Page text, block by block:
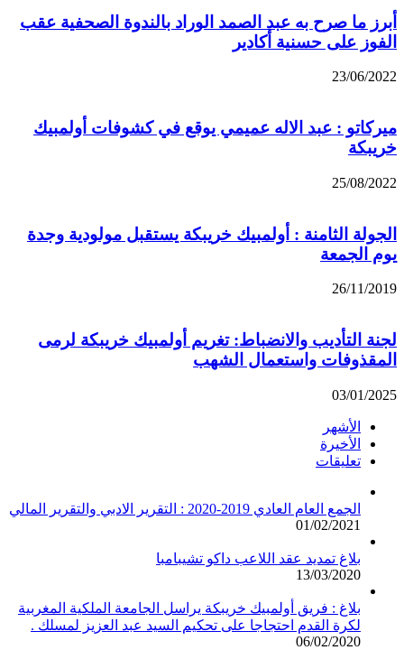
أبرز ما صرح به عبد الصمد الوراد بالندوة الصحفية عقب
الفوز على حسنية أكادير
23/06/2022
ميركاتو : عبد الاله عميمي يوقع في كشوفات أولمبيك
خريبكة
25/08/2022
الجولة الثامنة : أولمبيك خريبكة يستقبل مولودية وجدة
يوم الجمعة
26/11/2019
لجنة التأديب والانضباط: تغريم أولمبيك خريبكة لرمى
المقذوفات واستعمال الشهب
03/01/2025
الأشهر
الأخيرة
تعليقات
الجمع العام العادي 2019-2020 : التقرير الادبي والتقرير المالي
01/02/2021
بلاغ تمديد عقد اللاعب داكو تشيبامبا
13/03/2020
بلاغ : فريق أولمبيك خريبكة يراسل الجامعة الملكية المغربية
لكرة القدم احتجاجا على تحكيم السيد عبد العزيز لمسلك .
06/02/2020